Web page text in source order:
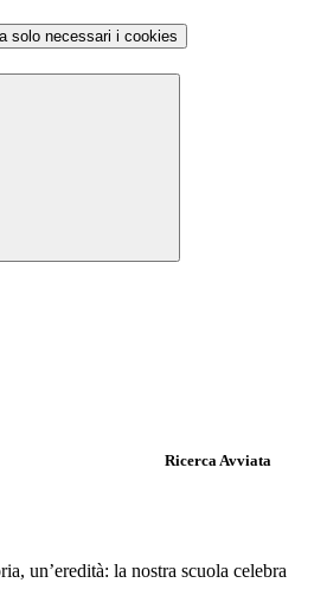
solo necessari i cookies
Ricerca Avviata
un’eredità: la nostra scuola celebra